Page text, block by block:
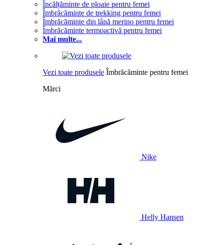
Încălțăminte de ploaie pentru femei
Îmbrăcăminte de trekking pentru femei
Îmbrăcăminte din lână merino pentru femei
Îmbrăcăminte termoactivă pentru femei
Mai multe...
Vezi toate produsele Îmbrăcăminte pentru femei
Mărci
Nike
Helly Hansen